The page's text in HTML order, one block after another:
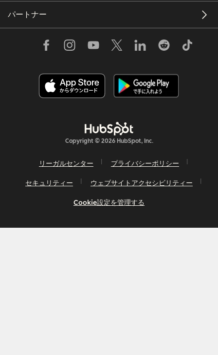
パートナー
Copyright © 2026 HubSpot, Inc.
リーガルセンター プライバシーポリシー
セキュリティー ウェブサイトアクセシビリティー
Cookie設定を管理する